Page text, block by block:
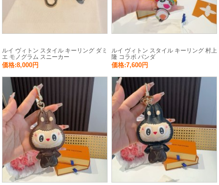
ルイ ヴィトン スタイル キーリング ダミ
エ モノグラム スニーカー
価格:8,000円
ルイ ヴィトン スタイル キーリング 村上
隆 コラボ パンダ
価格:7,600円